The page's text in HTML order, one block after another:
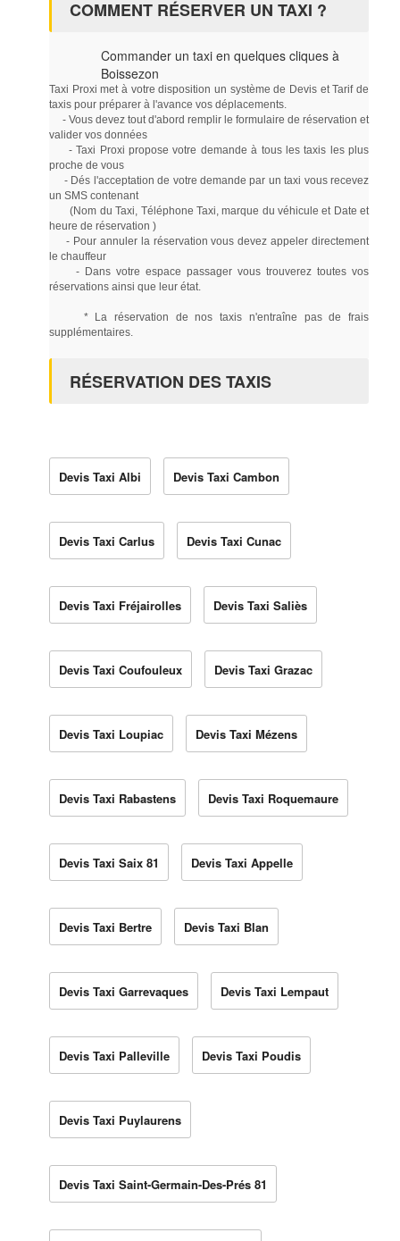
COMMENT RÉSERVER UN TAXI ?
Commander un taxi en quelques cliques à
Boissezon
Taxi Proxi met à votre disposition un système de Devis et Tarif de
taxis pour préparer à l'avance vos déplacements.
- Vous devez tout d'abord remplir le formulaire de réservation et
valider vos données
- Taxi Proxi propose votre demande à tous les taxis les plus
proche de vous
- Dés l'acceptation de votre demande par un taxi vous recevez
un SMS contenant
(Nom du Taxi, Téléphone Taxi, marque du véhicule et Date et
heure de réservation )
- Pour annuler la réservation vous devez appeler directement
le chauffeur
- Dans votre espace passager vous trouverez toutes vos
réservations ainsi que leur état.
* La réservation de nos taxis n'entraîne pas de frais
supplémentaires.
RÉSERVATION DES TAXIS
Devis Taxi Albi Devis Taxi Cambon
Devis Taxi Carlus Devis Taxi Cunac
Devis Taxi Fréjairolles Devis Taxi Saliès
Devis Taxi Coufouleux Devis Taxi Grazac
Devis Taxi Loupiac Devis Taxi Mézens
Devis Taxi Rabastens Devis Taxi Roquemaure
Devis Taxi Saix 81 Devis Taxi Appelle
Devis Taxi Bertre Devis Taxi Blan
Devis Taxi Garrevaques Devis Taxi Lempaut
Devis Taxi Palleville Devis Taxi Poudis
Devis Taxi Puylaurens
Devis Taxi Saint-Germain-Des-Prés 81